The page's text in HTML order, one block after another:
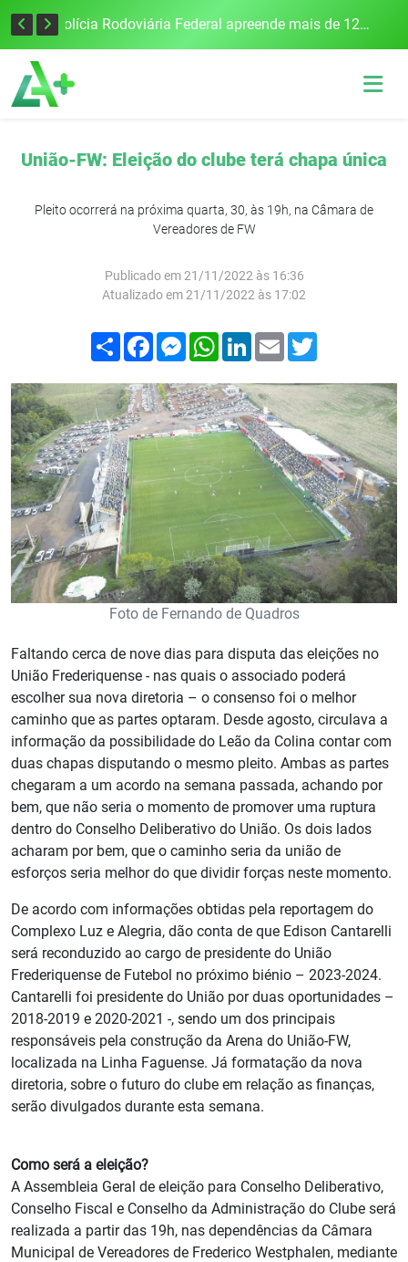
Tecnologia inovadora desenvolvida na UFSM/FW utiliza drones e IA para monitorar a qualidade da água Polícia Rodoviária Federal apreende mais de 120 quilos de maconha na BR-386, em Frederico Westphalen
União-FW: Eleição do clube terá chapa única
Pleito ocorrerá na próxima quarta, 30, às 19h, na Câmara de
Vereadores de FW
Publicado em 21/11/2022 às 16:36
Atualizado em 21/11/2022 às 17:02
Compartilhar
FacebookMessenger
WhatsApp
LinkedIn
Email
Foto de Fernando de Quadros
Faltando cerca de nove dias para disputa das eleições no
União Frederiquense - nas quais o associado poderá
escolher sua nova diretoria – o consenso foi o melhor
caminho que as partes optaram. Desde agosto, circulava a
informação da possibilidade do Leão da Colina contar com
duas chapas disputando o mesmo pleito. Ambas as partes
chegaram a um acordo na semana passada, achando por
bem, que não seria o momento de promover uma ruptura
dentro do Conselho Deliberativo do União. Os dois lados
acharam por bem, que o caminho seria da união de
esforços seria melhor do que dividir forças neste momento.
De acordo com informações obtidas pela reportagem do
Complexo Luz e Alegria, dão conta de que Edison Cantarelli
será reconduzido ao cargo de presidente do União
Frederiquense de Futebol no próximo biénio – 2023-2024.
Cantarelli foi presidente do União por duas oportunidades –
2018-2019 e 2020-2021 -, sendo um dos principais
responsáveis pela construção da Arena do União-FW,
localizada na Linha Faguense. Já formatação da nova
diretoria, sobre o futuro do clube em relação as finanças,
serão divulgados durante esta semana.
Como será a eleição?
A Assembleia Geral de eleição para Conselho Deliberativo,
Conselho Fiscal e Conselho da Administração do Clube será
realizada a partir das 19h, nas dependências da Câmara
Municipal de Vereadores de Frederico Westphalen, mediante